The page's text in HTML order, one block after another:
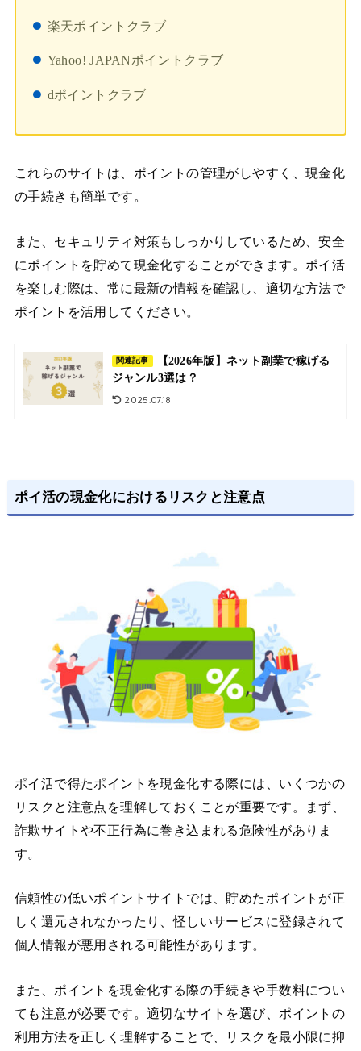
楽天ポイントクラブ
Yahoo! JAPANポイントクラブ
dポイントクラブ
これらのサイトは、ポイントの管理がしやすく、現金化
の手続きも簡単です。
また、セキュリティ対策もしっかりしているため、安全
にポイントを貯めて現金化することができます。ポイ活
を楽しむ際は、常に最新の情報を確認し、適切な方法で
ポイントを活用してください。
関連記事
【2026年版】ネット副業で稼げる
ジャンル3選は？
2025.07.18
ポイ活の現金化におけるリスクと注意点
ポイ活で得たポイントを現金化する際には、いくつかの
リスクと注意点を理解しておくことが重要です。まず、
詐欺サイトや不正行為に巻き込まれる危険性がありま
す。
信頼性の低いポイントサイトでは、貯めたポイントが正
しく還元されなかったり、怪しいサービスに登録されて
個人情報が悪用される可能性があります。
また、ポイントを現金化する際の手続きや手数料につい
ても注意が必要です。適切なサイトを選び、ポイントの
利用方法を正しく理解することで、リスクを最小限に抑